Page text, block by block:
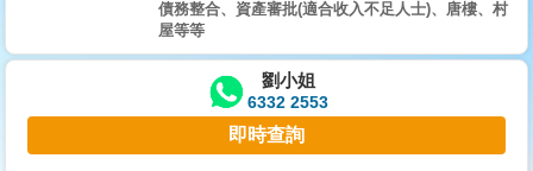
交
業
主
債務整合、資產審批(適合收入不足人士)、唐樓、村
屋等等
劉小姐
6332 2553
即時查詢